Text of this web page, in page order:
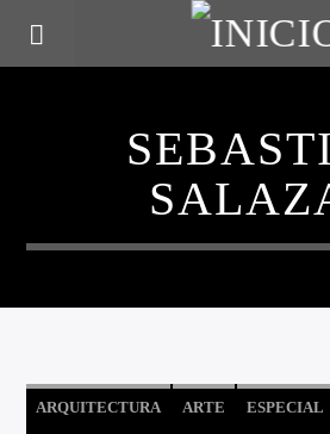
ARQUITECTURA ARTE ESPECIAL